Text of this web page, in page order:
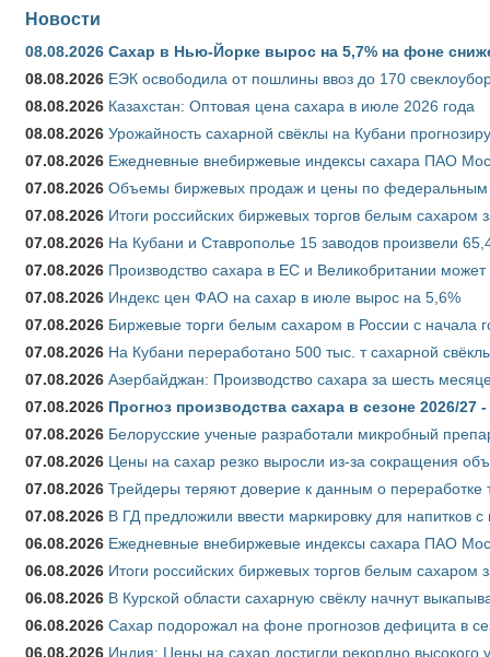
Новости
08.08.2026 Сахар в Нью-Йорке вырос на 5,7% на фоне
08.08.2026 ЕЭК освободила от пошлины ввоз до 170
08.08.2026 Казахстан: Оптовая цена сахара в июле 2026 года
08.08.2026 Урожайность сахарной свёклы на Кубани
07.08.2026 Ежедневные внебиржевые индексы сахара ПАО
07.08.2026 Объемы биржевых продаж и цены по федеральным
07.08.2026 Итоги российских биржевых торгов белым сахаром
07.08.2026 На Кубани и Ставрополье 15 заводов произвели
07.08.2026 Производство сахара в ЕС и Великобритании
07.08.2026 Индекс цен ФАО на сахар в июле вырос на 5,6%
07.08.2026 Биржевые торги белым сахаром в России с начала
07.08.2026 На Кубани переработано 500 тыс. т сахарной
07.08.2026 Азербайджан: Производство сахара за шесть
07.08.2026 Прогноз производства сахара в сезоне 2026/
07.08.2026 Белорусские ученые разработали микробный
07.08.2026 Цены на сахар резко выросли из-за сокращения
07.08.2026 Трейдеры теряют доверие к данным о переработке
07.08.2026 В ГД предложили ввести маркировку для напитков
06.08.2026 Ежедневные внебиржевые индексы сахара ПАО
06.08.2026 Итоги российских биржевых торгов белым сахаром
06.08.2026 В Курской области сахарную свёклу начнут
06.08.2026 Сахар подорожал на фоне прогнозов дефицита в
06.08.2026 Индия: Цены на сахар достигли рекордно высокого